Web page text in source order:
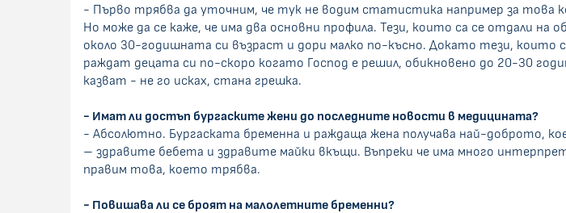
- Първо трябва да уточним, че тук не водим статистика например за това
Но може да се каже, че има два основни профила. Тези, които са се отдали на
около 30-годишната си възраст и дори малко по-късно. Докато тези, които
раждат децата си по-скоро когато Господ е решил, обикновено до 20-30
казват - не го исках, стана грешка.
- Имат ли достъп бургаските жени до последните новости в медицината?
- Абсолютно. Бургаската бременна и раждаща жена получава най-доброто,
– здравите бебета и здравите майки вкъщи. Въпреки че има много
правим това, което трябва.
- Повишава ли се броят на малолетните бременни?